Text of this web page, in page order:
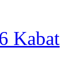
Kabat